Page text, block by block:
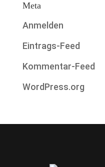
Meta
Anmelden
Eintrags-Feed
Kommentar-Feed
WordPress.org